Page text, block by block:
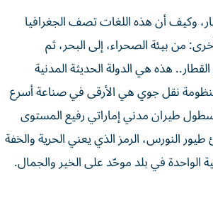
وكيف أن هذه اللغات تصف الجغرافيا
من بيئة الصحراء، إلى البحر، ثم
هذه هي الدولة الحديثة المدنية
نقل جوي هي الأرقى في صناعة أسرع
طيران مدني إماراتي رفيع المستوى
النورس، الرمز الذي يعني الحرية والخفة
الواحدة في بلد موحّد على الخير والجمال.